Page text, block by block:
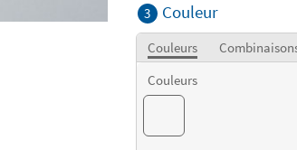
3 Couleur
Couleurs
Couleurs